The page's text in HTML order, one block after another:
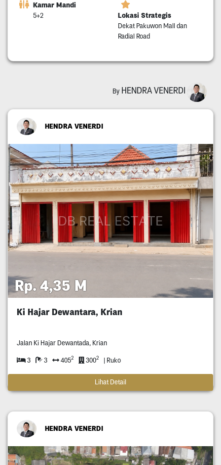
Kamar Mandi
5+2 Lokasi Strategis
Dekat Pakuwon Mall dan
Radial Road
By HENDRA VENERDI
HENDRA VENERDI
Rp. 4,35 M
Ki Hajar Dewantara, Krian
Jalan Ki Hajar Dewantada, Krian
3 3 4052 3002 | Ruko
Lihat Detail
HENDRA VENERDI